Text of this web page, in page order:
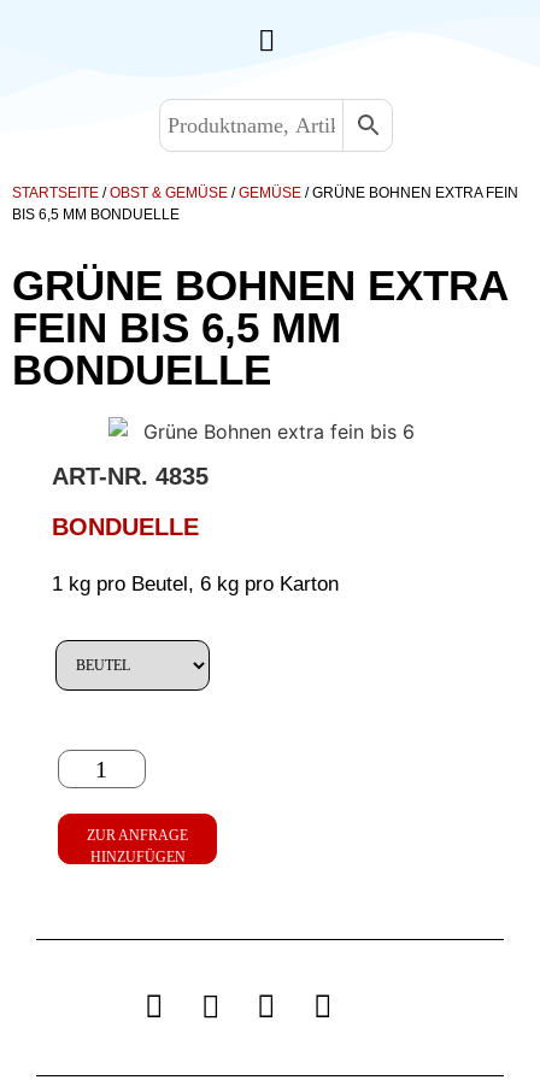
STARTSEITE /OBST & GEMÜSE /GEMÜSE / GRÜNE BOHNEN EXTRA FEIN
BIS 6,5 MM BONDUELLE
GRÜNE BOHNEN EXTRA
FEIN BIS 6,5 MM
BONDUELLE
ART-NR. 4835
BONDUELLE
1 kg pro Beutel, 6 kg pro Karton
ZUR ANFRAGE
HINZUFÜGEN